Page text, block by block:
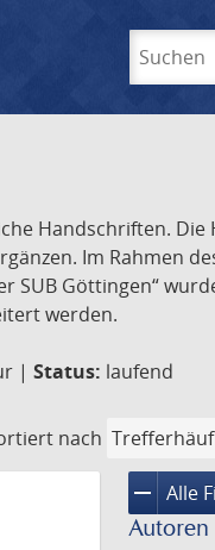
Handschriften.
Im Rahmen
SUB Göttingen“
werden.
| Status: laufend
nach
remove Alle
Autoren